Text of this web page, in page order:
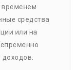
временем
средства
или на